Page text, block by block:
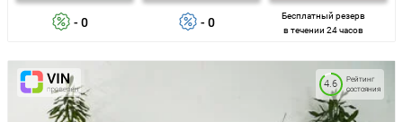
- 0 - 0
Бесплатный резерв
в течении 24 часов
Рейтинг
состояния
4.6